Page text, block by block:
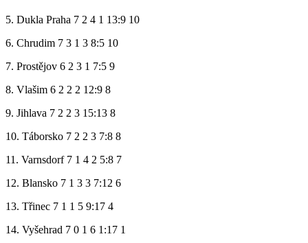
5. Dukla Praha 7 2 4 1 13:9 10
6. Chrudim 7 3 1 3 8:5 10
7. Prostějov 6 2 3 1 7:5 9
8. Vlašim 6 2 2 2 12:9 8
9. Jihlava 7 2 2 3 15:13 8
10. Táborsko 7 2 2 3 7:8 8
11. Varnsdorf 7 1 4 2 5:8 7
12. Blansko 7 1 3 3 7:12 6
13. Třinec 7 1 1 5 9:17 4
14. Vyšehrad 7 0 1 6 1:17 1